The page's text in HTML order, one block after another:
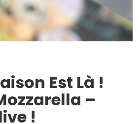
Est Là !
–
!